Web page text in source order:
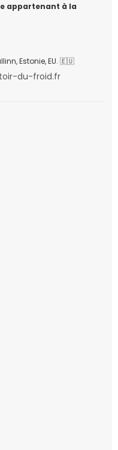
appartenant à la
Estonie, EU. 🇪🇺
du-froid.fr